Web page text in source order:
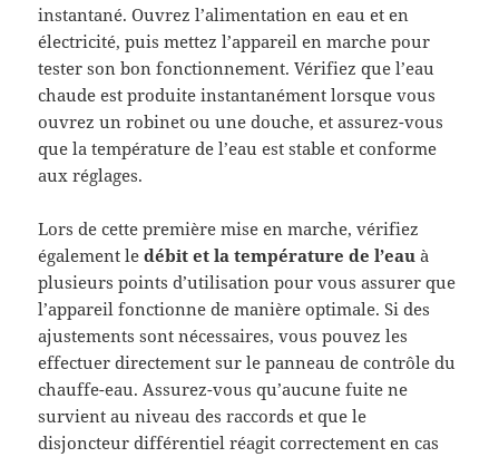
instantané. Ouvrez l’alimentation en eau et en
électricité, puis mettez l’appareil en marche pour
tester son bon fonctionnement. Vérifiez que l’eau
chaude est produite instantanément lorsque vous
ouvrez un robinet ou une douche, et assurez-vous
que la température de l’eau est stable et conforme
aux réglages.
Lors de cette première mise en marche, vérifiez
également ledébit et la température de l’eau à
plusieurs points d’utilisation pour vous assurer que
l’appareil fonctionne de manière optimale. Si des
ajustements sont nécessaires, vous pouvez les
effectuer directement sur le panneau de contrôle du
chauffe-eau. Assurez-vous qu’aucune fuite ne
survient au niveau des raccords et que le
disjoncteur différentiel réagit correctement en cas